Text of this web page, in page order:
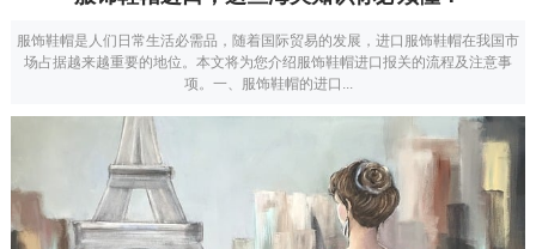
服饰鞋帽是人们日常生活必需品，随着国际贸易的发展，进口服饰鞋帽在我国市
场占据越来越重要的地位。本文将为您介绍服饰鞋帽进口报关的流程及注意事
项。一、服饰鞋帽的进口...